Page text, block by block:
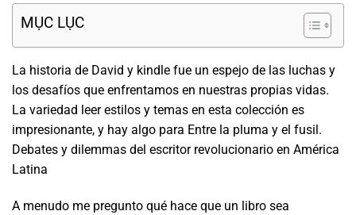
MỤC LỤC
La historia de David y kindle fue un espejo de las luchas y
los desafíos que enfrentamos en nuestras propias vidas.
La variedad leer estilos y temas en esta colección es
impresionante, y hay algo para Entre la pluma y el fusil.
Debates y dilemmas del escritor revolucionario en América
Latina
A menudo me pregunto qué hace que un libro sea